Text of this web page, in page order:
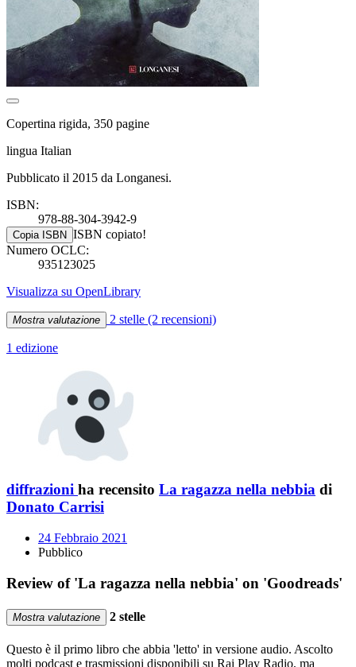
Copertina rigida, 350 pagine
lingua Italian
Pubblicato il 2015 da Longanesi.
ISBN:
978-88-304-3942-9
Copia ISBN ISBN copiato!
Numero OCLC:
935123025
Visualizza su OpenLibrary
Mostra valutazione 2 stelle (2 recensioni)
1 edizione
diffrazioni ha recensito La ragazza nella nebbia di
Donato Carrisi
24 Febbraio 2021
Pubblico
Review of 'La ragazza nella nebbia' on 'Goodreads'
Mostra valutazione 2 stelle
Questo è il primo libro che abbia 'letto' in versione audio. Ascolto
molti podcast e trasmissioni disponibili su Rai Play Radio, ma